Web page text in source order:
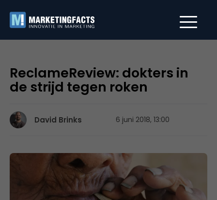
ReclameReview: dokters in
de strijd tegen roken
David Brinks 6 juni 2018, 13:00